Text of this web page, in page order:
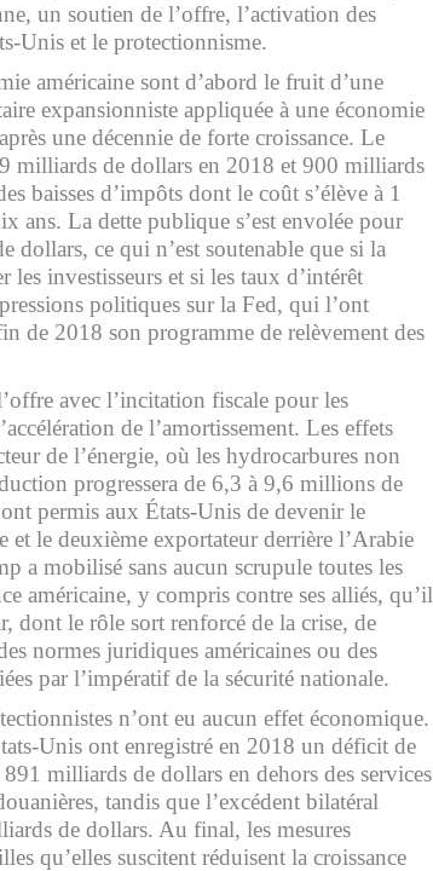
un soutien de l’offre, l’activation des
Unis et le protectionnisme.
américaine sont d’abord le fruit d’une
expansionniste appliquée à une économie
une décennie de forte croissance. Le
milliards de dollars en 2018 et 900 milliards
baisses d’impôts dont le coût s’élève à 1
ans. La dette publique s’est envolée pour
dollars, ce qui n’est soutenable que si la
les investisseurs et si les taux d’intérêt
politiques sur la Fed, qui l’ont
de 2018 son programme de relèvement des
avec l’incitation fiscale pour les
de l’amortissement. Les effets
de l’énergie, où les hydrocarbures non
progressera de 6,3 à 9,6 millions de
permis aux États-Unis de devenir le
le deuxième exportateur derrière l’Arabie
a mobilisé sans aucun scrupule toutes les
américaine, y compris contre ses alliés, qu’il
dont le rôle sort renforcé de la crise, de
normes juridiques américaines ou des
par l’impératif de la sécurité nationale.
n’ont eu aucun effet économique.
Unis ont enregistré en 2018 un déficit de
milliards de dollars en dehors des services
tandis que l’excédent bilatéral
de dollars. Au final, les mesures
qu’elles suscitent réduisent la croissance